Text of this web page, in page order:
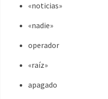
«noticias»
«nadie»
operador
«raíz»
apagado